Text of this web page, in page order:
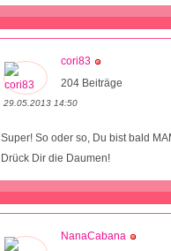
cori83
204 Beiträge
29.05.2013 14:50
Super! So oder so, Du bist bald
Drück Dir die Daumen!
NanaCabana